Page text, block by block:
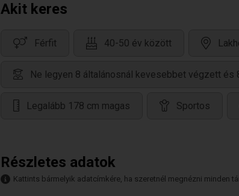
dance in the rain...
Irjál és.. let's take it from there!
Akit keres
Férfit 40-50 év között
Ne legyen 8 általánosnál kevesebbet végzett és
Legalább 178 cm magas Sportos
Részletes adatok
Kattints bármelyik adatcímkére, ha szeretnél megnézni minden